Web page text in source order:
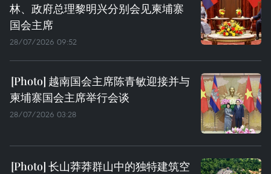
林、政府总理黎明兴分别会见柬埔寨
国会主席
28/07/2026 09:52
越南国会主席陈青敏迎接并与
柬埔寨国会主席举行会谈
28/07/2026 03:28
长山莽莽群山中的独特建筑空